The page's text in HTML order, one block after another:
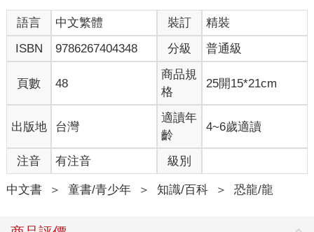
語言 中文繁體 裝訂
精裝
ISBN
9786267404348 分級 普通級
頁數 48
商品規
格
25開15*21cm
出版地 台灣
適讀年
齡
4~6歲適讀
注音 有注音 級別
中文書 ＞ 童書/青少年 ＞ 知識/百科 ＞ 恐龍/龍